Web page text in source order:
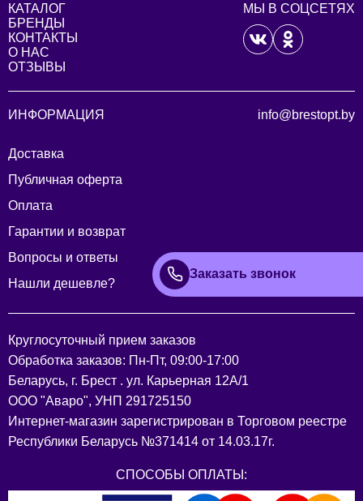
КАТАЛОГ
БРЕНДЫ
КОНТАКТЫ
О НАС
ОТЗЫВЫ
МЫ В СОЦСЕТЯХ
ИНФОРМАЦИЯ
Доставка
Публичная оферта
Оплата
Гарантии и возврат
Вопросы и ответы
Нашли дешевле?
info@brestopt.by
Заказать звонок
Круглосуточный прием заказов
Обработка заказов: Пн-Пт, 09:00-17:00
Беларусь, г. Брест . ул. Карьерная 12А/1
ООО "Аваро", УНП 291725150
Интернет-магазин зарегистрирован в Торговом реестре
Республики Беларусь №371414 от 14.03.17г.
СПОСОБЫ ОПЛАТЫ: